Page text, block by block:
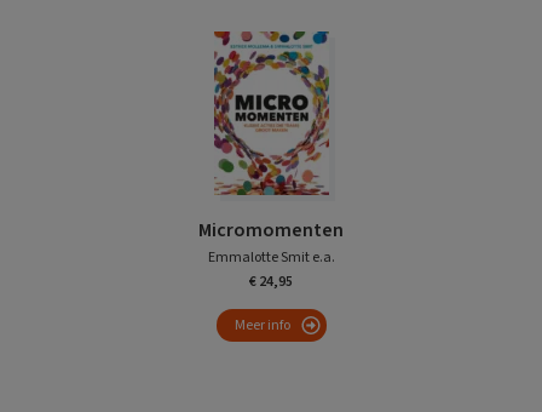
Micromomenten
Emmalotte Smit e.a.
€ 24,95
Meer info